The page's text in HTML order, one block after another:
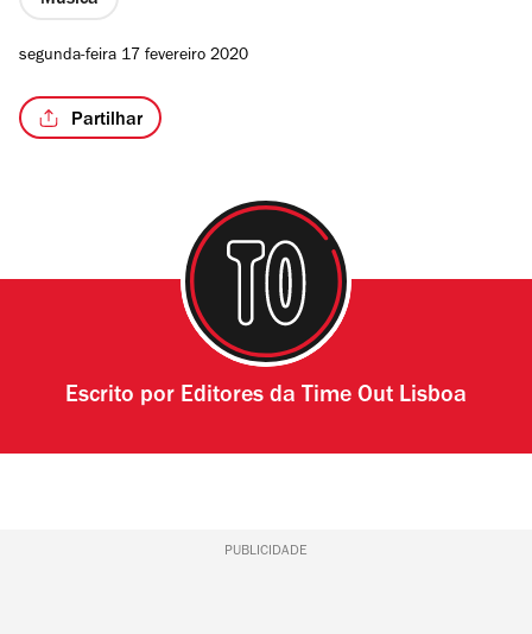
segunda-feira 17 fevereiro 2020
Partilhar
Escrito por Editores da Time Out Lisboa
PUBLICIDADE